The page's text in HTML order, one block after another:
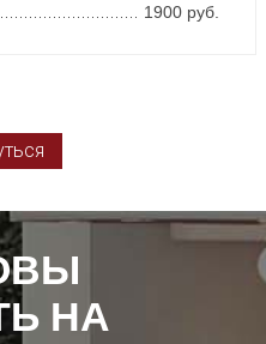
1900 руб.
НА